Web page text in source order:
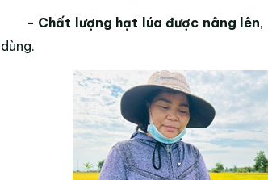
- Chất lượng hạt lúa được nâng lên,
dùng.